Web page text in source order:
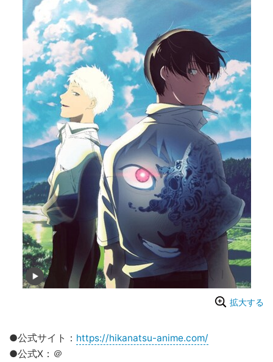
拡大する
●公式サイト： https://hikanatsu-anime.com/
●公式X：＠